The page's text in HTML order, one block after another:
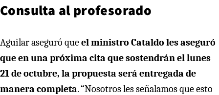
Consulta al profesorado
Aguilar aseguró queel ministro Cataldo les aseguró
que en una próxima cita que sostendrán el lunes
21 de octubre, la propuesta será entregada de
manera completa. “Nosotros les señalamos que esto